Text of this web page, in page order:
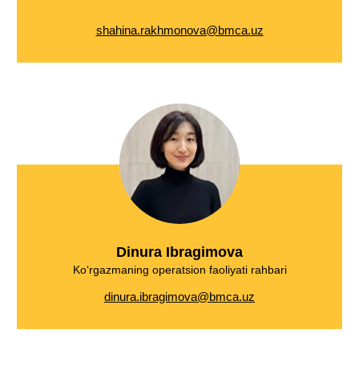
shahina.rakhmonova@bmca.uz
Dinura Ibragimova
Ko‘rgazmaning operatsion faoliyati rahbari
dinura.ibragimova@bmca.uz